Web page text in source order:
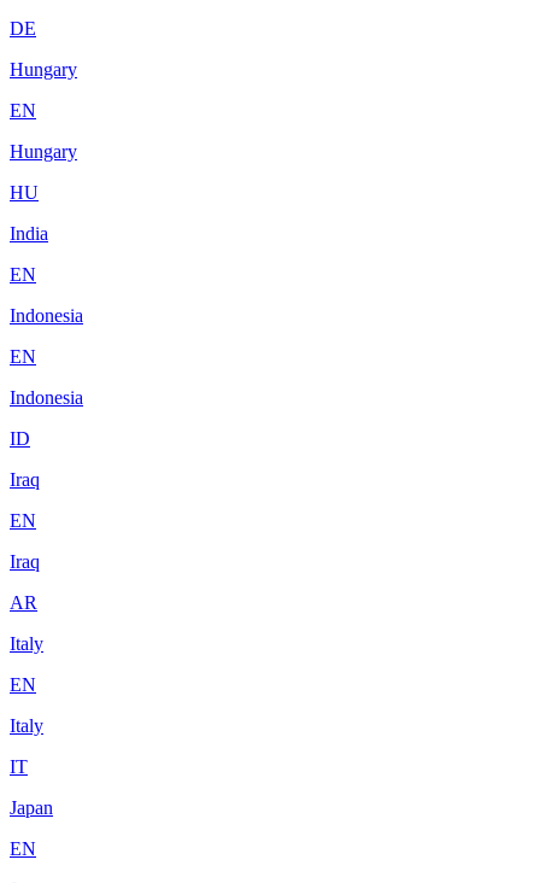
DE
Hungary
EN
Hungary
HU
India
EN
Indonesia
EN
Indonesia
ID
Iraq
EN
Iraq
AR
Italy
EN
Italy
IT
Japan
EN